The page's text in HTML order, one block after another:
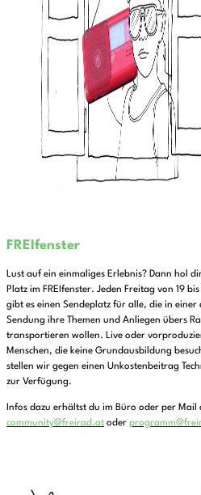
FREIfenster
Lust auf ein einmaliges Erlebnis? Dann hol
Platz im FREIfenster. Jeden Freitag von 19
gibt es einen Sendeplatz für alle, die in einer
Sendung ihre Themen und Anliegen übers
transportieren wollen. Live oder
Menschen, die keine Grundausbildung
stellen wir gegen einen Unkostenbeitrag
zur Verfügung.
Infos dazu erhältst du im Büro oder per Mail
community@freirad.at oder